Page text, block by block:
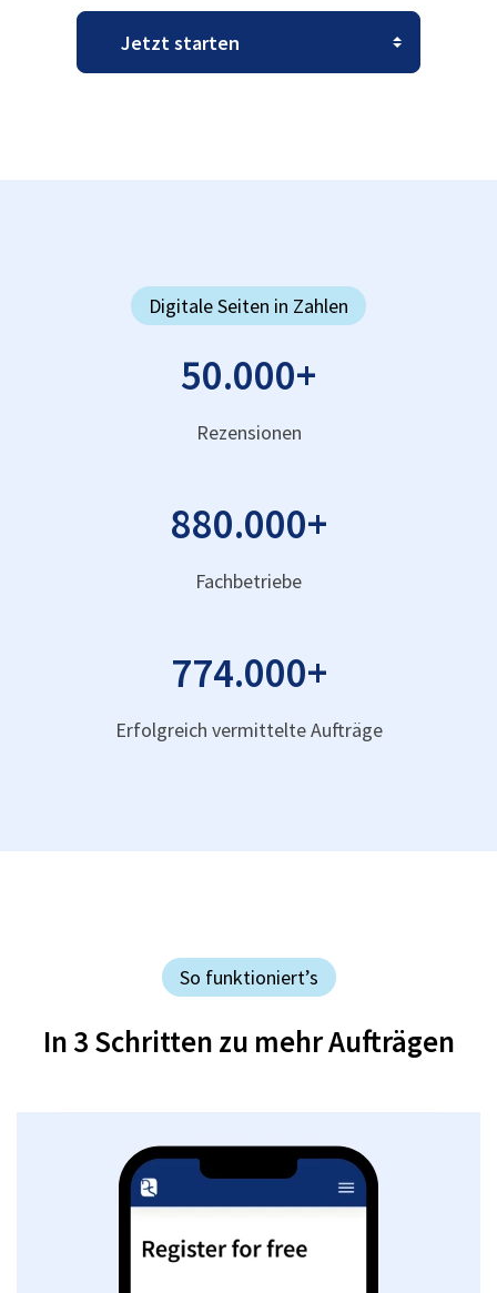
Digitale Seiten in Zahlen
50.000+
Rezensionen
880.000+
Fachbetriebe
774.000+
Erfolgreich vermittelte Aufträge
So funktioniert’s
In 3 Schritten zu mehr Aufträgen